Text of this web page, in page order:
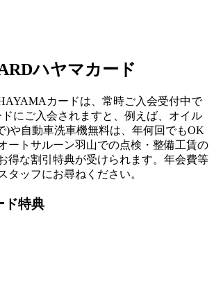
ハヤマカード
カードは、常時ご入会受付中で
にご入会されますと、例えば、オイル
)や自動車洗車機無料は、年何回でもOK
ートサルーン羽山での点検・整備工賃の
得な割引特典が受けられます。年会費等
タッフにお尋ねください。
ド特典